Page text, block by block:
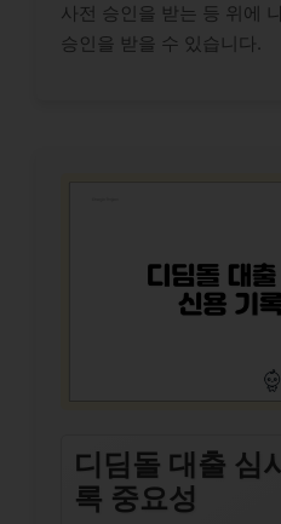
사전 승인을 받는 등 위에
승인을 받을 수 있습니다.
디딤돌 대출 심
록 중요성